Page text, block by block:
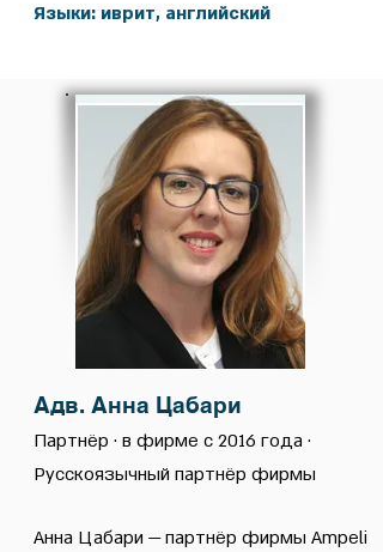
Языки: иврит, английский
Адв. Анна Цабари
Партнёр · в фирме с 2016 года ·
Русскоязычный партнёр фирмы
Анна Цабари — партнёр фирмы Ampeli